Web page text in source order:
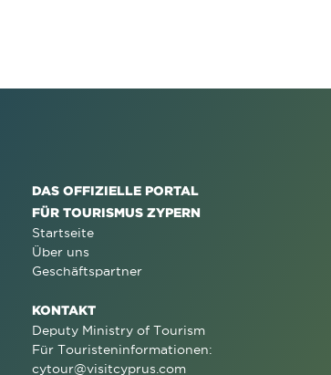
DAS OFFIZIELLE PORTAL
FÜR TOURISMUS ZYPERN
Startseite
Über uns
Geschäftspartner
KONTAKT
Deputy Ministry of Tourism
Für Touristeninformationen:
cytour@visitcyprus.com